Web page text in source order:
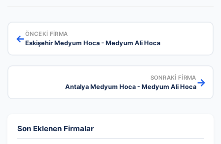
←ÖNCEKI FIRMA
Eskişehir Medyum Hoca - Medyum Ali Hoca
SONRAKI FIRMA
Antalya Medyum Hoca - Medyum Ali Hoca→
Son Eklenen Firmalar